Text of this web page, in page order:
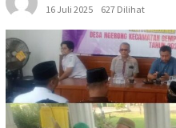
16 Juli 2025
627 Dilihat